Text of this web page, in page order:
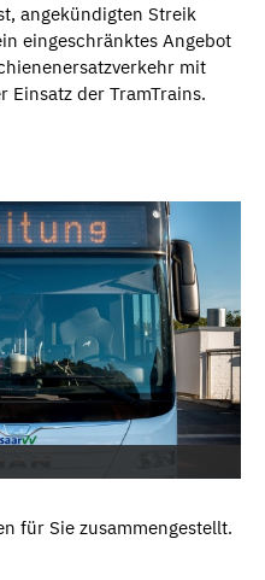
angekündigten Streik
eingeschränktes Angebot
mit
Einsatz der TramTrains.
für Sie zusammengestellt.